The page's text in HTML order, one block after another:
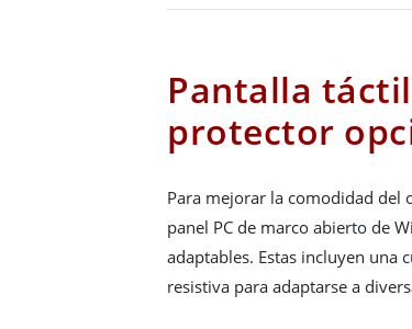
Pantalla
protector
Para mejorar la comodidad del
panel PC de marco abierto de
adaptables. Estas incluyen una
resistiva para adaptarse a